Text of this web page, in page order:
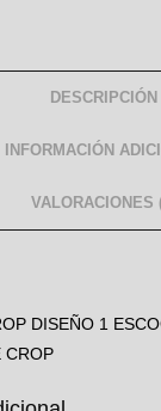
DESCRIPCIÓN
INFORMACIÓN
VALORACIONES
DISEÑO 1
CROP